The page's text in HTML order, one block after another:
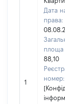
1
Дата
права:
площа
88,10
номер: